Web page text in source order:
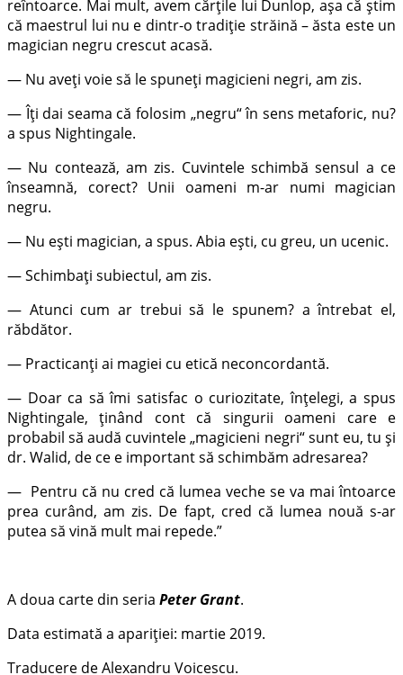
reîntoarce. Mai mult, avem cărțile lui Dunlop, așa că știm
că maestrul lui nu e dintr-o tradiție străină – ăsta este un
magician negru crescut acasă.
— Nu aveți voie să le spuneți magicieni negri, am zis.
— Îți dai seama că folosim „negru“ în sens metaforic, nu?
a spus Nightingale.
— Nu contează, am zis. Cuvintele schimbă sensul a ce
înseamnă, corect? Unii oameni m-ar numi magician
negru.
— Nu ești magician, a spus. Abia ești, cu greu, un ucenic.
— Schimbați subiectul, am zis.
— Atunci cum ar trebui să le spunem? a întrebat el,
răbdător.
— Practicanți ai magiei cu etică neconcordantă.
— Doar ca să îmi satisfac o curiozitate, înțelegi, a spus
Nightingale, ținând cont că singurii oameni care e
probabil să audă cuvintele „magicieni negri“ sunt eu, tu și
dr. Walid, de ce e important să schimbăm adresarea?
— Pentru că nu cred că lumea veche se va mai întoarce
prea curând, am zis. De fapt, cred că lumea nouă s-ar
putea să vină mult mai repede.”
A doua carte din seria Peter Grant.
Data estimată a apariției: martie 2019.
Traducere de Alexandru Voicescu.